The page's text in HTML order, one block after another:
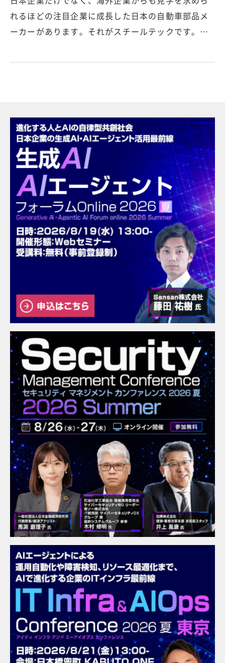
れるほどの注目企業に成長した日本の自動車部品メ
ーカーがあります。それがスチールテックです。…